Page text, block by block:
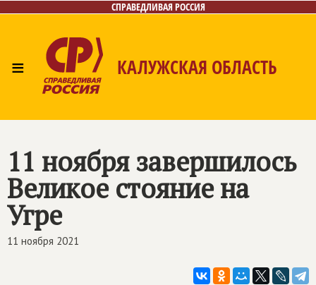
СПРАВЕДЛИВАЯ РОССИЯ
≡ КАЛУЖСКАЯ ОБЛАСТЬ
11 ноября завершилось
Великое стояние на
Угре
11 ноября 2021